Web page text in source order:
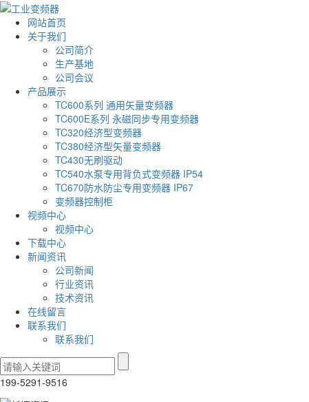
网站首页
关于我们
公司简介
生产基地
公司会议
产品展示
TC600系列 通用矢量变频器
TC600E系列 永磁同步专用变频器
TC320经济型变频器
TC380经济型矢量变频器
TC430无刷驱动
TC540水泵专用背负式变频器 IP54
TC670防水防尘专用变频器 IP67
变频器控制柜
视频中心
视频中心
下载中心
新闻资讯
公司新闻
行业资讯
技术资讯
在线留言
联系我们
联系我们
199-5291-9516